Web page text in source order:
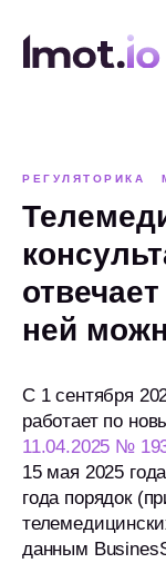
РЕГУЛЯТОРИКА
ней
С 1 сентября
работает по
11.04.2025 №
15 мая 2025
года порядок
данным